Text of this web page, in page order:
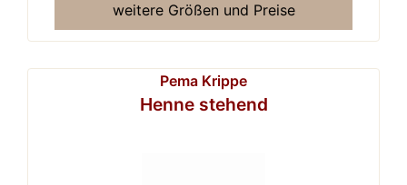
weitere Größen und Preise
Pema Krippe
Henne stehend